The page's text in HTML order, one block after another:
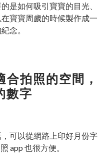
是如何吸引寶寶的目光、
寶寶周歲的時候製作成一
念。
拍照的空間，
數字
可以從網路上印好月份字
app 也很方便。